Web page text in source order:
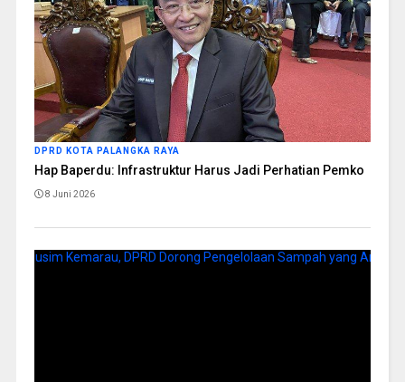
DPRD KOTA PALANGKA RAYA
Hap Baperdu: Infrastruktur Harus Jadi Perhatian Pemko
8 Juni 2026